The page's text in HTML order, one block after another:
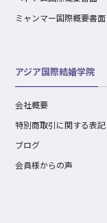
ミャンマー国際概要書面
アジア国際結婚学院
会社概要
特別商取引に関する表記
ブログ
会員様からの声